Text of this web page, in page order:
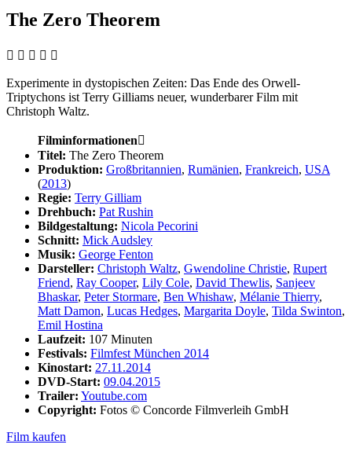
The Zero Theorem
    
Experimente in dystopischen Zeiten: Das Ende des Orwell-
Triptychons ist Terry Gilliams neuer, wunderbarer Film mit
Christoph Waltz.
Filminformationen
Titel: The Zero Theorem
Produktion: Großbritannien, Rumänien, Frankreich, USA
(2013)
Regie: Terry Gilliam
Drehbuch: Pat Rushin
Bildgestaltung: Nicola Pecorini
Schnitt: Mick Audsley
Musik: George Fenton
Darsteller: Christoph Waltz, Gwendoline Christie, Rupert
Friend, Ray Cooper, Lily Cole, David Thewlis, Sanjeev
Bhaskar, Peter Stormare, Ben Whishaw, Mélanie Thierry,
Matt Damon, Lucas Hedges, Margarita Doyle, Tilda Swinton,
Emil Hostina
Laufzeit: 107 Minuten
Festivals: Filmfest München 2014
Kinostart: 27.11.2014
DVD-Start: 09.04.2015
Trailer: Youtube.com
Copyright: Fotos © Concorde Filmverleih GmbH
Film kaufen